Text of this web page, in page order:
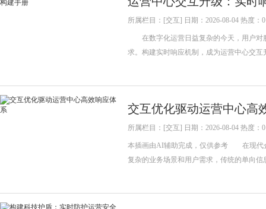
所属栏目：[交互] 日期：2026-08-04 热度：0
在数字化运营日益复杂的今天，用户对
求。构建实时响应机制，成为运营中心交
交互优化驱动运营中心高
所属栏目：[交互] 日期：2026-08-04 热度：0
本插画由AI辅助完成，仅供参考 在现代
复杂的业务场景和用户需求，传统的单向